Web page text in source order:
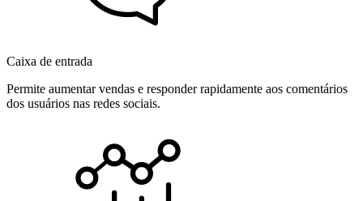
Caixa de entrada
Permite aumentar vendas e responder rapidamente aos comentários
dos usuários nas redes sociais.